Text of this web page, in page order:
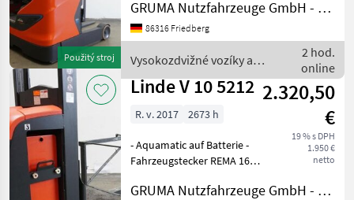
Použitý stroj
ohne Rollen -
Spannungswandler -
Einfachzusatzhydraulik -
Mast: Einfachzu
GRUMA Nutzfahrzeuge GmbH - Staplertechnik
86316 Friedberg
Vysokozdvižné vozíky a
skladová technika / Linde
2 hod.
online
Linde V 10 5212 2.320,50
€
19 % s DPH
1.950 €
netto
R. v. 2017 2673 h
- Aquamatic auf Batterie -
Fahrzeugstecker REMA 160A
mit Rollen -
GRUMA Nutzfahrzeuge GmbH - Staplertechnik